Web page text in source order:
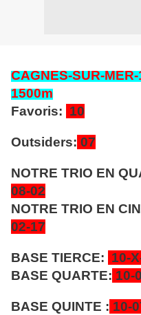
CAGNES-SUR-MER-
1500m
Favoris: 10
Outsiders: 07
NOTRE TRIO EN
08-02
NOTRE TRIO EN
02-17
BASE TIERCE: 10-
BASE QUARTE: 10-
BASE QUINTE : 10-